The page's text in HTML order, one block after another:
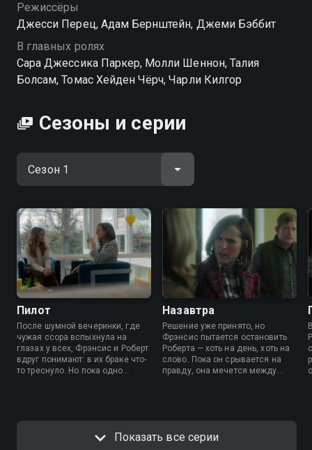
Режиссёры
Джесси Перец, Адам Бернштейн, Джеми Бэббит
В главных ролях
Сара Джессика Паркер, Молли Шеннон, Талия
Болсам, Томас Хейден Чёрч, Чарли Килгор
Сезоны и серии
Пилот
После шумной вечеринки, где
чужая ссора вспыхнула на
глазах у всех, Фрэнсис и Роберт
вдруг понимают: в их браке что-
то треснуло. Но пока одно
Назавтра
Решение уже принято, но
Фрэнсис пытается остановить
Роберта — хоть на день, хоть на
слово. Пока он срывается на
правду, она мечется между
Показать все серии